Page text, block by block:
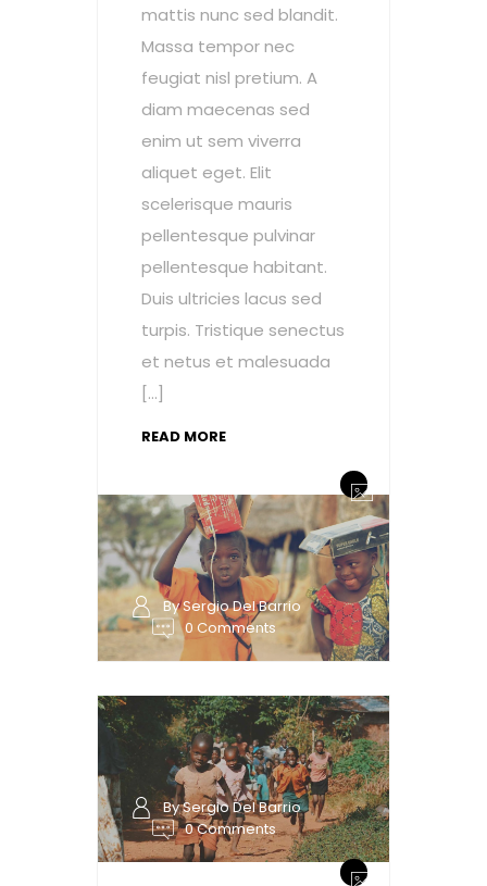
mattis nunc sed blandit.
Massa tempor nec
feugiat nisl pretium. A
diam maecenas sed
enim ut sem viverra
aliquet eget. Elit
scelerisque mauris
pellentesque pulvinar
pellentesque habitant.
Duis ultricies lacus sed
turpis. Tristique senectus
et netus et malesuada
[…]
READ MORE
By Sergio Del Barrio
0 Comments
By Sergio Del Barrio
0 Comments